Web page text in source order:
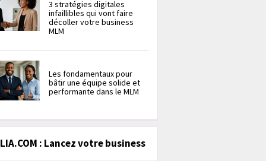
3 stratégies digitales
infaillibles qui vont faire
décoller votre business
MLM
Les fondamentaux pour
bâtir une équipe solide et
performante dans le MLM
: Lancez votre business